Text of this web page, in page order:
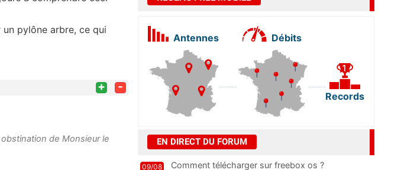
pylône arbre, ce qui
+ -
de Monsieur le
Antennes Débits
Records
EN DIRECT DU FORUM
09/08 Comment télécharger sur freebox os ?